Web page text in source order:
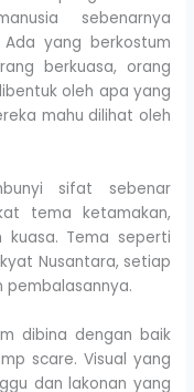
sebenarnya
Ada yang berkostum
berkuasa, orang
oleh apa yang
mahu dilihat oleh
sifat sebenar
tema ketamakan,
kuasa. Tema seperti
Nusantara, setiap
pembalasannya.
dibina dengan baik
scare. Visual yang
dan lakonan yang